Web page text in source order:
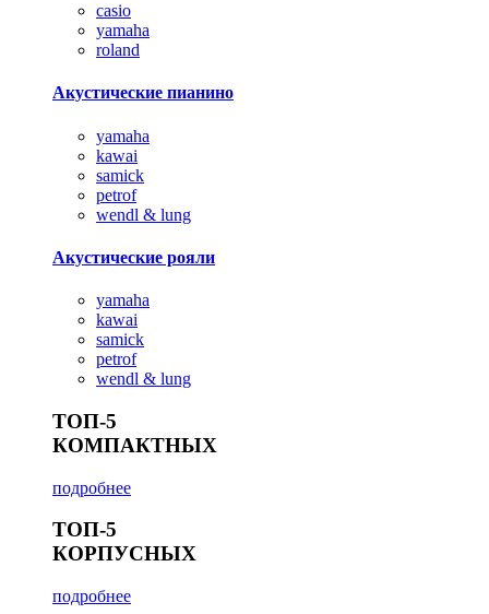
casio
yamaha
roland
Акустические пианино
yamaha
kawai
samick
petrof
wendl & lung
Акустические рояли
yamaha
kawai
samick
petrof
wendl & lung
ТОП-5
КОМПАКТНЫХ
подробнее
ТОП-5
КОРПУСНЫХ
подробнее